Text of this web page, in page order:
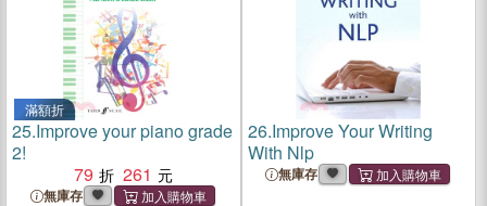
滿額折
25.Improve your piano grade
2!
79
261
無庫存
26.Improve Your Writing
With Nlp
無庫存